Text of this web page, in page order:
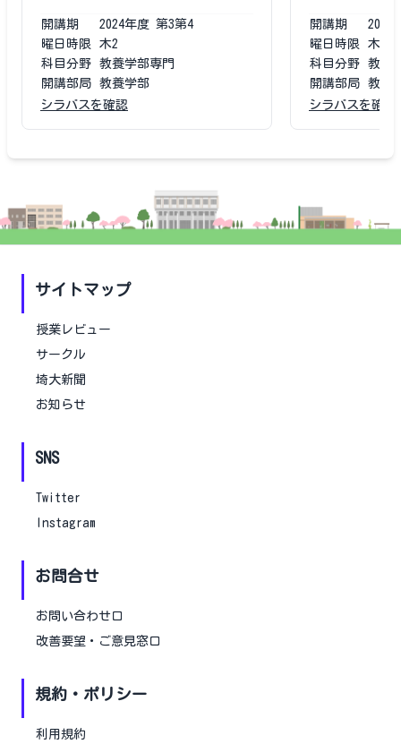
開講期 2024年度 第3第4
曜日時限
木2
科目分野
教養学部専門
開講部局
教養学部
シラバスを確認
開講期 2023
曜日時限
木2
科目分野
教養
開講部局
教養
シラバスを確認
サイトマップ
授業レビュー
サークル
埼大新聞
お知らせ
SNS
Twitter
Instagram
お問合せ
お問い合わせ口
改善要望・ご意見窓口
規約・ポリシー
利用規約